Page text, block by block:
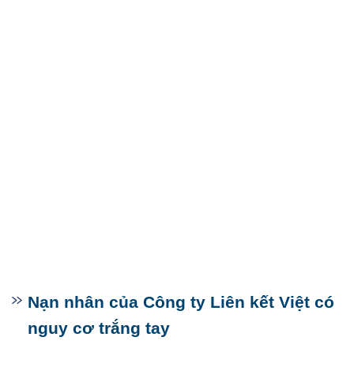
Nạn nhân của Công ty Liên kết Việt có
nguy cơ trắng tay